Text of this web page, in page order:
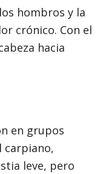
hombros y la
crónico. Con el
hacia
en grupos
carpiano,
leve, pero